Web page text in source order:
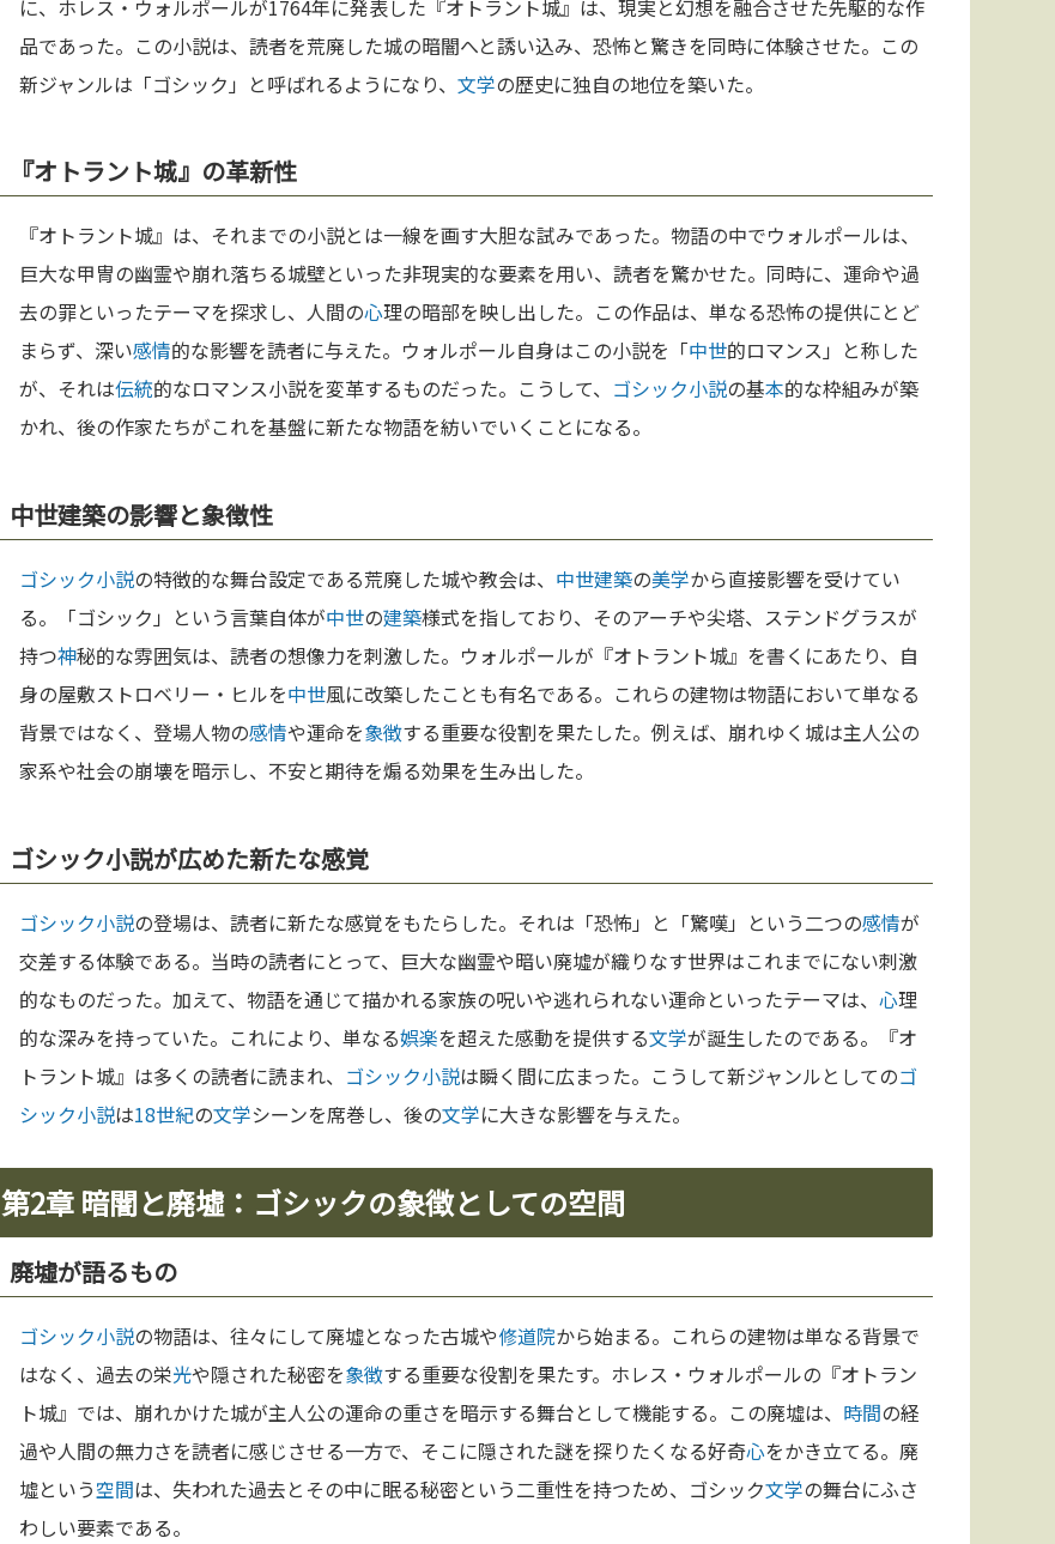
に、ホレス・ウォルポールが1764年に発表した『オトラント城』は、現実と幻想を融合させた先駆的な作
品であった。この小説は、読者を荒廃した城の暗闇へと誘い込み、恐怖と驚きを同時に体験させた。この
新ジャンルは「ゴシック」と呼ばれるようになり、 文学の歴史に独自の地位を築いた。
『オトラント城』の革新性
『オトラント城』は、それまでの小説とは一線を画す大胆な試みであった。物語の中でウォルポールは、
巨大な甲冑の幽霊や崩れ落ちる城壁といった非現実的な要素を用い、読者を驚かせた。同時に、運命や過
去の罪といったテーマを探求し、人間の心理の暗部を映し出した。この作品は、単なる恐怖の提供にとど
まらず、深い感情的な影響を読者に与えた。ウォルポール自身はこの小説を「中世的ロマンス」と称した
が、それは伝統的なロマンス小説を変革するものだった。こうして、 ゴシック小説の基本的な枠組みが築
かれ、後の作家たちがこれを基盤に新たな物語を紡いでいくことになる。
中世建築の影響と象徴性
ゴシック小説の特徴的な舞台設定である荒廃した城や教会は、 中世建築の美学から直接影響を受けてい
る。「ゴシック」という言葉自体が中世の建築様式を指しており、そのアーチや尖塔、ステンドグラスが
持つ神秘的な雰囲気は、読者の想像力を刺激した。ウォルポールが『オトラント城』を書くにあたり、自
身の屋敷ストロベリー・ヒルを中世風に改築したことも有名である。これらの建物は物語において単なる
背景ではなく、登場人物の感情や運命を象徴する重要な役割を果たした。例えば、崩れゆく城は主人公の
家系や社会の崩壊を暗示し、不安と期待を煽る効果を生み出した。
ゴシック小説が広めた新たな感覚
ゴシック小説の登場は、読者に新たな感覚をもたらした。それは「恐怖」と「驚嘆」という二つの感情が
交差する体験である。当時の読者にとって、巨大な幽霊や暗い廃墟が織りなす世界はこれまでにない刺激
的なものだった。加えて、物語を通じて描かれる家族の呪いや逃れられない運命といったテーマは、 心理
的な深みを持っていた。これにより、単なる娯楽を超えた感動を提供する文学が誕生したのである。『オ
トラント城』は多くの読者に読まれ、 ゴシック小説は瞬く間に広まった。こうして新ジャンルとしてのゴ
シック小説は18世紀の文学シーンを席巻し、後の文学に大きな影響を与えた。
第2章 暗闇と廃墟：ゴシックの象徴としての空間
廃墟が語るもの
ゴシック小説の物語は、往々にして廃墟となった古城や修道院から始まる。これらの建物は単なる背景で
はなく、過去の栄光や隠された秘密を象徴する重要な役割を果たす。ホレス・ウォルポールの『オトラン
ト城』では、崩れかけた城が主人公の運命の重さを暗示する舞台として機能する。この廃墟は、 時間の経
過や人間の無力さを読者に感じさせる一方で、そこに隠された謎を探りたくなる好奇心をかき立てる。廃
墟という空間は、失われた過去とその中に眠る秘密という二重性を持つため、ゴシック文学の舞台にふさ
わしい要素である。